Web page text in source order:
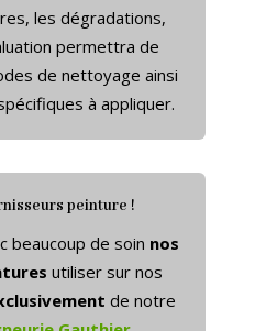
les dégradations,
permettra de
de nettoyage ainsi
à appliquer.
peinture !
beaucoup de soin nos
utiliser sur nos
de notre